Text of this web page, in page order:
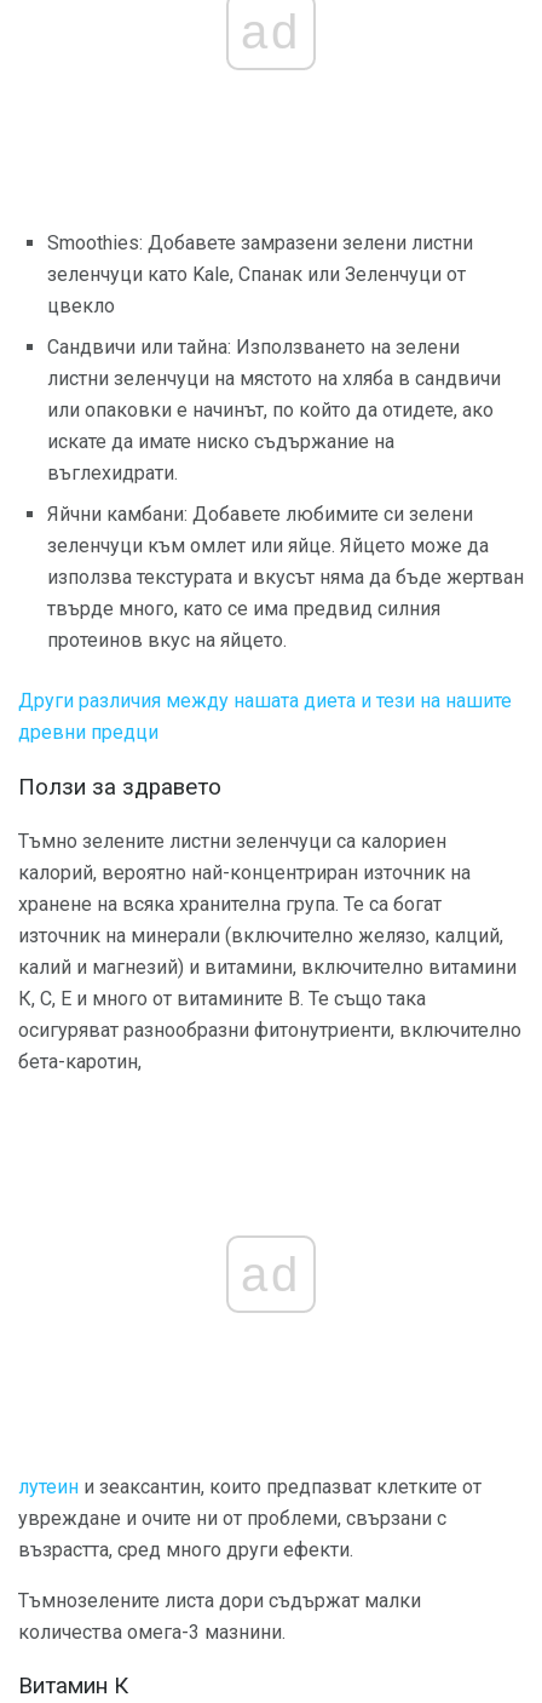
ad
Smoothies: Добавете замразени зелени листни
зеленчуци като Kale, Спанак или Зеленчуци от
цвекло
Сандвичи или тайна: Използването на зелени
листни зеленчуци на мястото на хляба в сандвичи
или опаковки е начинът, по който да отидете, ако
искате да имате ниско съдържание на
въглехидрати.
Яйчни камбани: Добавете любимите си зелени
зеленчуци към омлет или яйце. Яйцето може да
използва текстурата и вкусът няма да бъде жертван
твърде много, като се има предвид силния
протеинов вкус на яйцето.
Други различия между нашата диета и тези на нашите
древни предци
Ползи за здравето
Тъмно зелените листни зеленчуци са калориен
калорий, вероятно най-концентриран източник на
хранене на всяка хранителна група. Те са богат
източник на минерали (включително желязо, калций,
калий и магнезий) и витамини, включително витамини
К, С, Е и много от витамините В. Те също така
осигуряват разнообразни фитонутриенти, включително
бета-каротин,
ad
лутеин и зеаксантин, които предпазват клетките от
увреждане и очите ни от проблеми, свързани с
възрастта, сред много други ефекти.
Тъмнозелените листа дори съдържат малки
количества омега-3 мазнини.
Витамин К